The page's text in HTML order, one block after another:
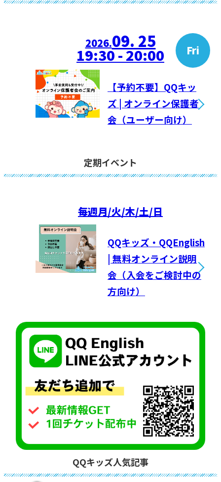
2026.09. 25 Fri
19:30 - 20:00
【予約不要】QQキッ
ズ | オンライン保護者
会（ユーザー向け）
定期イベント
毎週月/火/木/土/日
QQキッズ・QQEnglish
| 無料オンライン説明
会（入会をご検討中の
方向け）
QQキッズ人気記事